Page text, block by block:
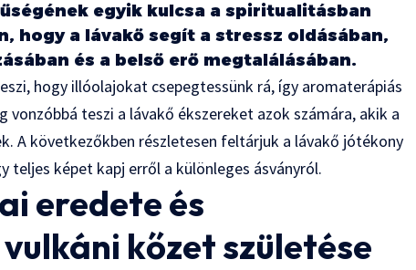
egyik kulcsa a spiritualitásban
hogy a lávakő segít a stressz oldásában,
és a belső erő megtalálásában.
hogy illóolajokat csepegtessünk rá, így aromaterápiás
teszi a lávakő ékszereket azok számára, akik a
A következőkben részletesen feltárjuk a lávakő jótékony
teljes képet kapj erről a különleges ásványról.
eredete és
kőzet születése